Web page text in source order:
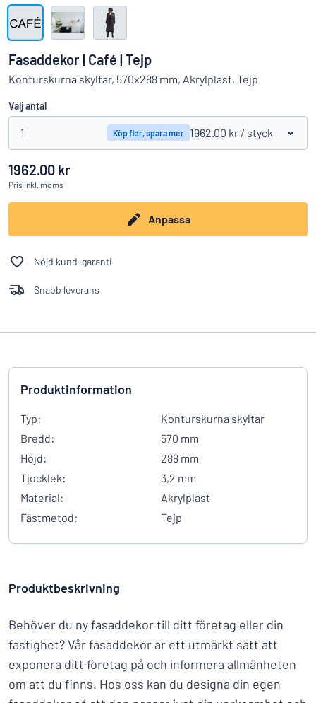
Hittar du inte det du söker? Börja designa din skylt
Visa alla kategorier
Logga
in
Kundservice
Privatperson Företag
Fasaddekor | Café | Tejp
Konturskurna skyltar, 570x288 mm, Akrylplast, Tejp
Välj antal
1 Köp fler, spara mer 1962.00 kr / styck
1962.00 kr
Pris inkl. moms
Anpassa
Nöjd kund-garanti
Snabb leverans
Produktinformation
Typ:
Konturskurna skyltar
Bredd:
570 mm
Höjd:
288 mm
Tjocklek:
3,2 mm
Material:
Akrylplast
Fästmetod:
Tejp
Produktbeskrivning
Behöver du ny fasaddekor till ditt företag eller din
fastighet? Vår fasaddekor är ett utmärkt sätt att
exponera ditt företag på och informera allmänheten
om att du finns. Hos oss kan du designa din egen